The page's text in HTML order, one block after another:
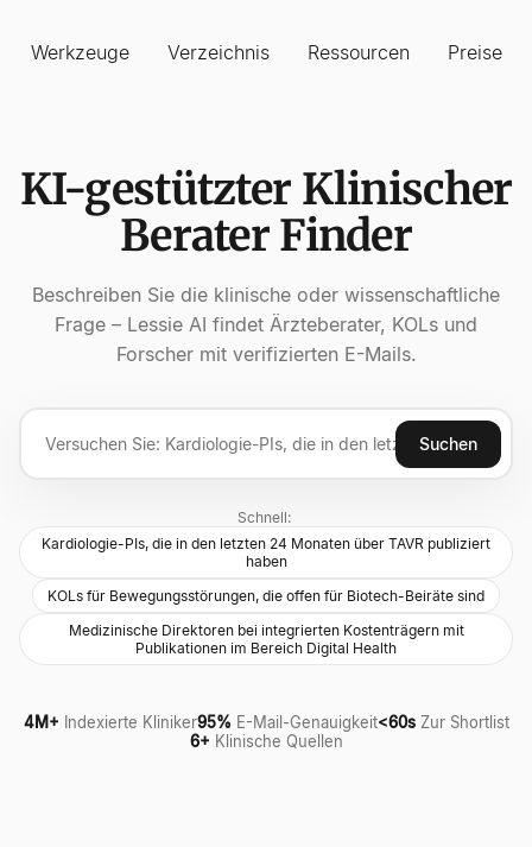
Werkzeuge Verzeichnis Ressourcen Preise
KI-gestützter Klinischer
Berater Finder
Beschreiben Sie die klinische oder wissenschaftliche
Frage – Lessie AI findet Ärzteberater, KOLs und
Forscher mit verifizierten E-Mails.
Suchen
Schnell:
Kardiologie-PIs, die in den letzten 24 Monaten über TAVR publiziert
haben
KOLs für Bewegungsstörungen, die offen für Biotech-Beiräte sind
Medizinische Direktoren bei integrierten Kostenträgern mit
Publikationen im Bereich Digital Health
4M+ Indexierte Kliniker95% E-Mail-Genauigkeit<60s Zur Shortlist
6+ Klinische Quellen